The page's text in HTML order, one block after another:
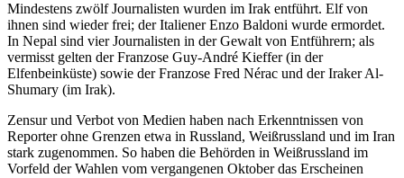
Mindestens zwölf Journalisten wurden im Irak entführt. Elf von
ihnen sind wieder frei; der Italiener Enzo Baldoni wurde ermordet.
In Nepal sind vier Journalisten in der Gewalt von Entführern; als
vermisst gelten der Franzose Guy-André Kieffer (in der
Elfenbeinküste) sowie der Franzose Fred Nérac und der Iraker Al-
Shumary (im Irak).
Zensur und Verbot von Medien haben nach Erkenntnissen von
Reporter ohne Grenzen etwa in Russland, Weißrussland und im Iran
stark zugenommen. So haben die Behörden in Weißrussland im
Vorfeld der Wahlen vom vergangenen Oktober das Erscheinen